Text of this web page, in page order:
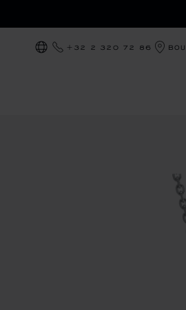
LOCALISATION (CHANGER
+32 2 320 72 86